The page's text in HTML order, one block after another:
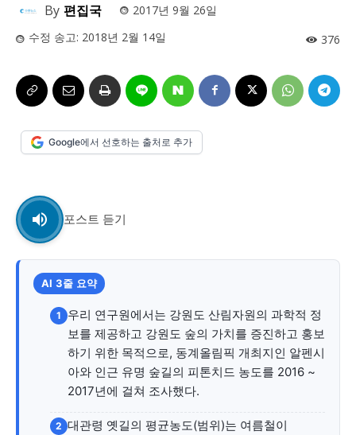
사설/칼럼
보도 사진 정치 사회 경제 트렌드
지역 & 글로벌 뉴스
충청지역
제주지역
부산/울산
ENG 中文 日文
커뮤니티
자유게시판 미니게임 운세 풀이
서비스 & 앱
사설/칼럼
보도 사진 정치 사회 경제 트렌드
지역 & 글로벌 뉴스
충청지역
제주지역
부산/울산
ENG 中文 日文
커뮤니티
자유게시판 미니게임 운세 풀이
서비스 & 앱
By 편집국
2017년 9월 26일
376
수정 송고: 2018년 2월 14일
Google에서 선호하는 출처로 추가
포스트 듣기
AI 3줄 요약
1
우리 연구원에서는 강원도 산림자원의 과학적 정
보를 제공하고 강원도 숲의 가치를 증진하고 홍보
하기 위한 목적으로, 동계올림픽 개최지인 알펜시
아와 인근 유명 숲길의 피톤치드 농도를 2016 ~
2017년에 걸쳐 조사했다.
2 대관령 옛길의 평균농도(범위)는 여름철이